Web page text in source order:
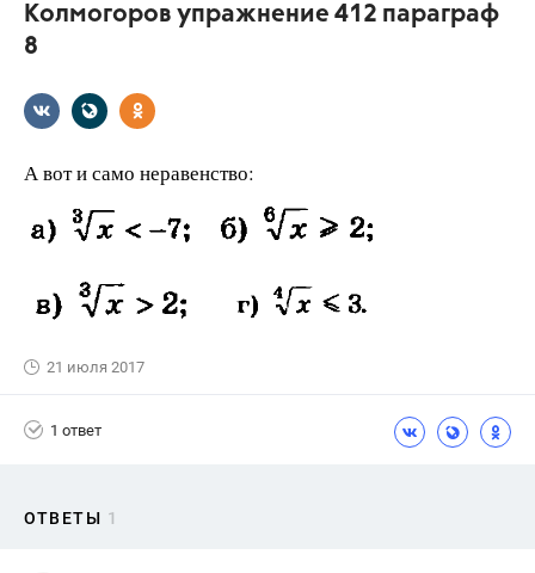
Колмогоров упражнение 412 параграф
8
А вот и само неравенство:
21 июля 2017
1 ответ
ОТВЕТЫ 1